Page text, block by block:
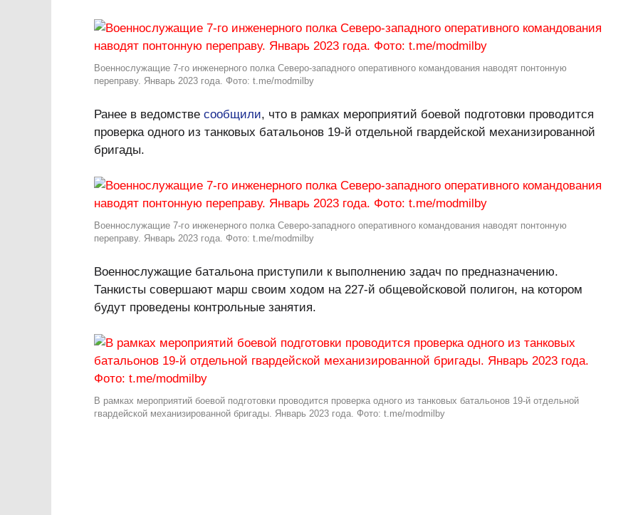
Военнослужащие 7‑го инженерного полка Северо-западного оперативного командования наводят понтонную
переправу. Январь 2023 года. Фото: t.me/modmilby
Ранее в ведомстве сообщили, что в рамках мероприятий боевой подготовки проводится
проверка одного из танковых батальонов 19-й отдельной гвардейской механизированной
бригады.
Военнослужащие 7‑го инженерного полка Северо-западного оперативного командования наводят понтонную
переправу. Январь 2023 года. Фото: t.me/modmilby
Военнослужащие батальона приступили к выполнению задач по предназначению.
Танкисты совершают марш своим ходом на 227-й общевойсковой полигон, на котором
будут проведены контрольные занятия.
В рамках мероприятий боевой подготовки проводится проверка одного из танковых батальонов 19-й отдельной
гвардейской механизированной бригады. Январь 2023 года. Фото: t.me/modmilby